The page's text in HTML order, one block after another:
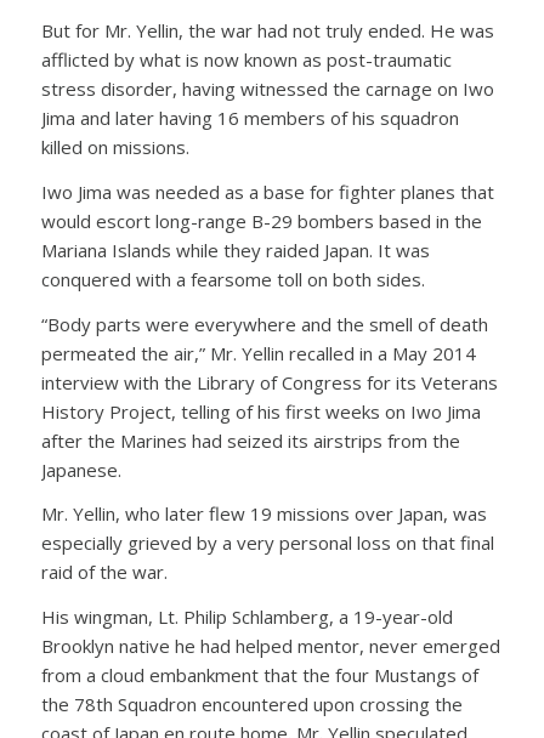
But for Mr. Yellin, the war had not truly ended. He was
afflicted by what is now known as post-traumatic
stress disorder, having witnessed the carnage on Iwo
Jima and later having 16 members of his squadron
killed on missions.
Iwo Jima was needed as a base for fighter planes that
would escort long-range B-29 bombers based in the
Mariana Islands while they raided Japan. It was
conquered with a fearsome toll on both sides.
“Body parts were everywhere and the smell of death
permeated the air,” Mr. Yellin recalled in a May 2014
interview with the Library of Congress for its Veterans
History Project, telling of his first weeks on Iwo Jima
after the Marines had seized its airstrips from the
Japanese.
Mr. Yellin, who later flew 19 missions over Japan, was
especially grieved by a very personal loss on that final
raid of the war.
His wingman, Lt. Philip Schlamberg, a 19-year-old
Brooklyn native he had helped mentor, never emerged
from a cloud embankment that the four Mustangs of
the 78th Squadron encountered upon crossing the